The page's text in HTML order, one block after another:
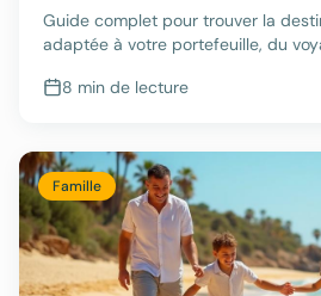
Guide complet pour trouver la
adaptée à votre portefeuille, du
8 min de lecture
Famille